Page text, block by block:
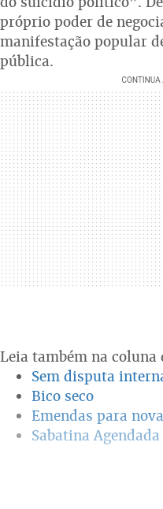
próprio poder de
manifestação popular
pública.
Leia também na coluna
Sem disputa
Bico seco
Emendas para
Sabatina Agendada